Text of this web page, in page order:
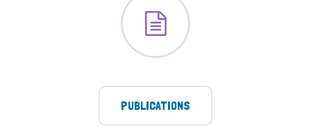
PUBLICATIONS